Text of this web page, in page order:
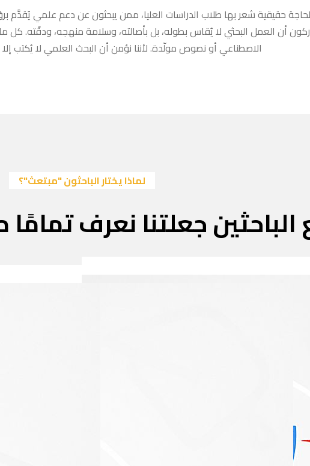
حقيقية شعر بها طلاب الدراسات العليا، ممن يبحثون عن دعم علمي يُقدَّم
أن العمل البحثي لا يُقاس بطوله، بل بأصالته، وسلامة منهجه، ودقّته.
الاصطناعي أو نصوص مولّدة. لأننا نؤمن أن البحث العلمي لا يُكتب
لماذا يختار الباحثون "مبتعث"؟
الباحثين جعلتنا نعرف